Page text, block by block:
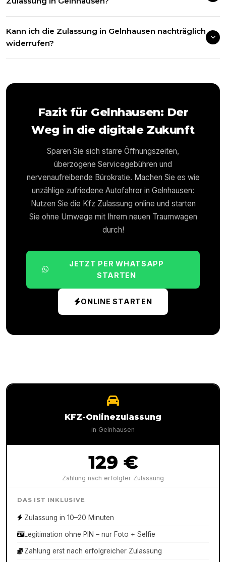
Kann ich die Zulassung in Gelnhausen nachträglich
widerrufen?
Fazit für Gelnhausen: Der
Weg in die digitale Zukunft
Sparen Sie sich starre Öffnungszeiten,
überzogene Servicegebühren und
nervenaufreibende Bürokratie. Machen Sie es wie
unzählige zufriedene Autofahrer in Gelnhausen:
Nutzen Sie die Kfz Zulassung online und starten
Sie ohne Umwege mit Ihrem neuen Traumwagen
durch!
JETZT PER WHATSAPP
STARTEN
ONLINE STARTEN
KFZ-Onlinezulassung
in Gelnhausen
129 €
Zahlung nach erfolgter Zulassung
DAS IST INKLUSIVE
Zulassung in 10–20 Minuten
Legitimation ohne PIN – nur Foto + Selfie
Zahlung erst nach erfolgreicher Zulassung